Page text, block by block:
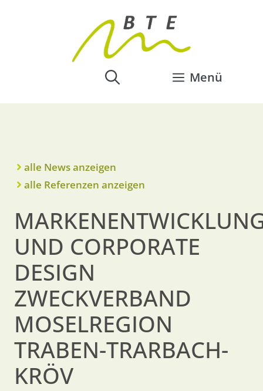
Menü
alle News anzeigen
alle Referenzen anzeigen
UND CORPORATE
DESIGN
ZWECKVERBAND
MOSELREGION
TRABEN-TRARBACH-
KRÖV